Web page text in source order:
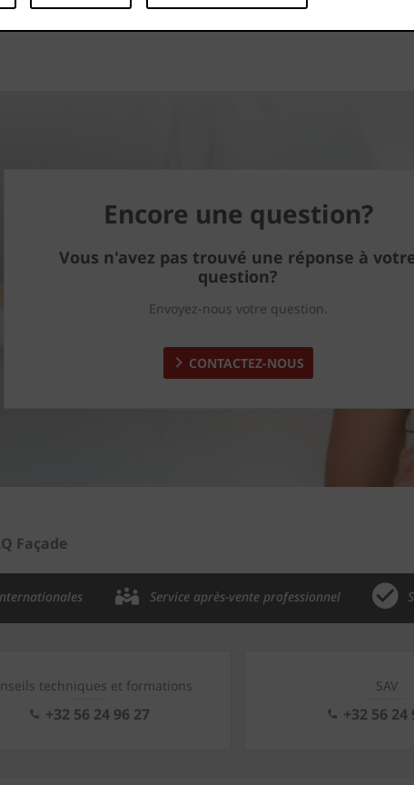
... Télécharger plus
Encore une question?
Vous n'avez pas trouvé une réponse à
question?
Envoyez-nous votre question.
CONTACTEZ-NOUS
Façade
Service après-vente professionnel
techniques et formations
+32 56 24 96 27
SAV
+32 56 24